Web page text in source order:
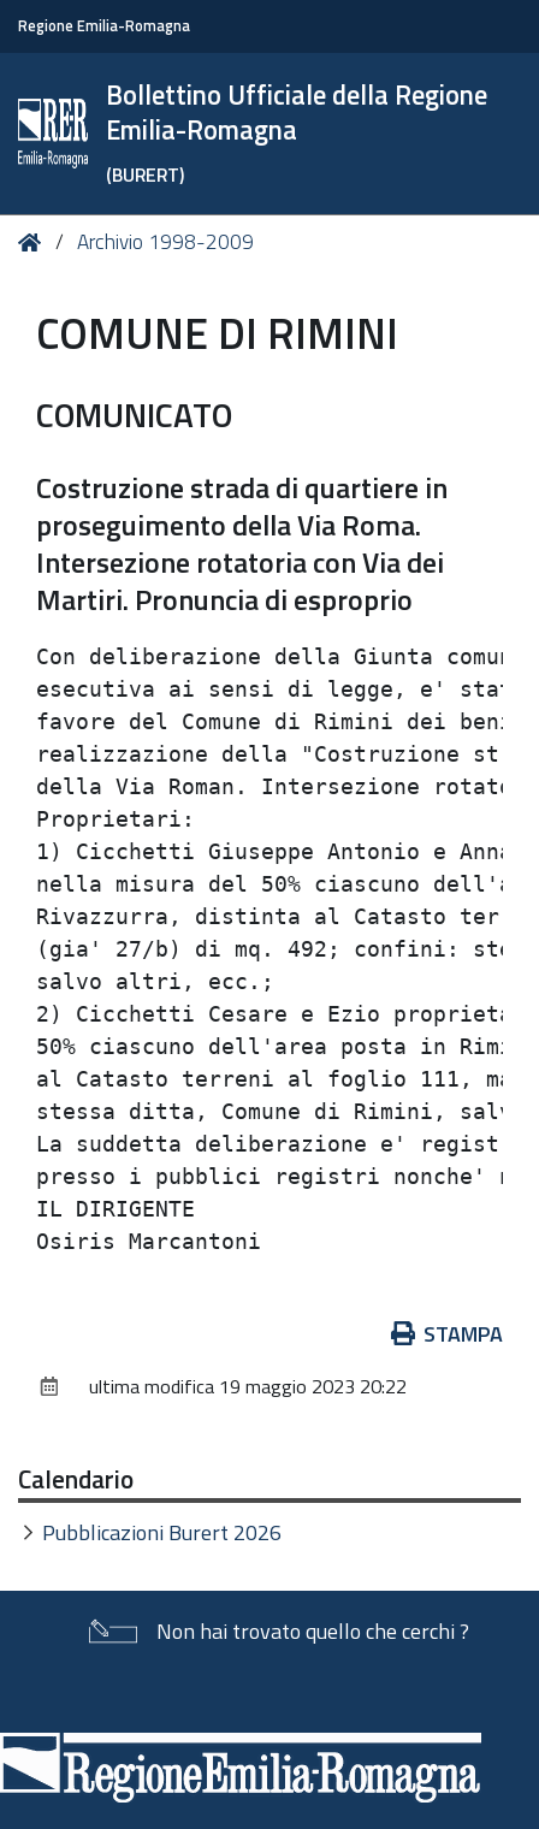
Regione Emilia-Romagna
Bollettino Ufficiale della Regione
Emilia-Romagna
(BURERT)
Tu HomeArchivio 1998-2009
COMUNE DI RIMINI
COMUNICATO
Costruzione strada di quartiere in
proseguimento della Via Roma.
Intersezione rotatoria con Via dei
Martiri. Pronuncia di esproprio
Con deliberazione della
esecutiva ai sensi di legge,
favore del Comune di Rimini
realizzazione della
della Via Roman.
1) Cicchetti Giuseppe Antonio
nella misura del 50%
Rivazzurra, distinta al
(gia' 27/b) di mq. 492;
salvo
2) Cicchetti Cesare e Ezio
50% ciascuno dell'area posta
al Catasto terreni al foglio
stessa ditta, Comune
La suddetta deliberazione
presso i pubblici registri
IL
documento
STAMPA
ultima modifica 19 maggio 2023 20:22
Calendario
Pubblicazioni Burert 2026
Non hai trovato quello che cerchi ?
di
pagina